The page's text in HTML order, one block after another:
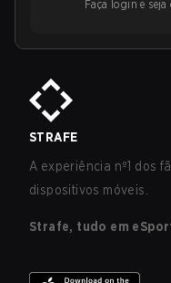
Faça login e
STRAFE
A experiência nº1 dos
dispositivos móveis.
Strafe, tudo em